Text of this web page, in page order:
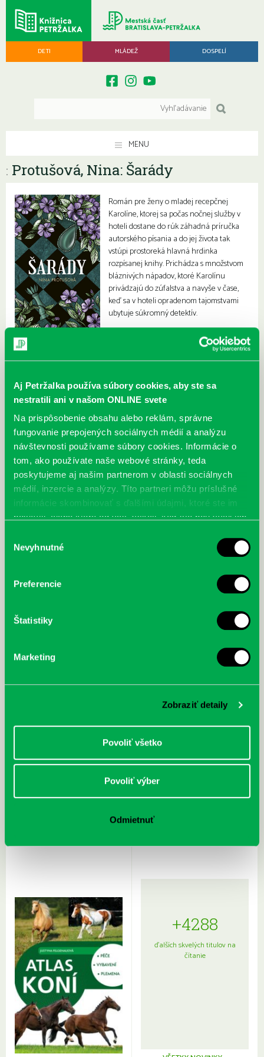
Aj Petržalka používa súbory cookies, aby ste sa
nestratili ani v našom ONLINE svete
Na prispôsobenie obsahu alebo reklám, správne
fungovanie prepojených sociálnych médií a analýzu
návštevnosti používame súbory cookies. Informácie o
tom, ako používate naše webové stránky, teda
poskytujeme aj našim partnerom v oblasti sociálnych
médií, inzercie a analýzy. Títo partneri môžu príslušné
informácie skombinovať s ďalšími údajmi, ktoré ste im
poskytli, alebo ktoré od vás získali, keď ste používali ich
súhlasu
Nevyhnutné
Preferencie
Štatistiky
Marketing
Zobraziť detaily
Povoliť všetko
Povoliť výber
Odmietnuť
DETI MLÁDEŽ DOSPELÍ
MENU
: Protušová, Nina: Šarády
Román pre ženy o mladej recepčnej
Karolíne, ktorej sa počas nočnej služby v
hoteli dostane do rúk záhadná príručka
autorského písania a do jej života tak
vstúpi prostoreká hlavná hrdinka
rozpísanej knihy. Prichádza s množstvom
bláznivých nápadov, ktoré Karolínu
privádzajú do zúfalstva a navyše v čase,
keď sa v hoteli opradenom tajomstvami
ubytuje súkromný detektív.
McGrath, Andy: Tadej Pogačar:
nezastaviteľný
Sprievodca po hviezdnej oblohe
kompletný sprievodca
+4288
ďalších skvelých titulov na
čítanie